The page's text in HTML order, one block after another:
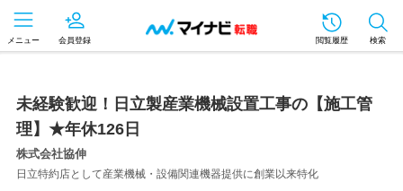
メニュー 会員登録 閲覧履歴 検索
未経験歓迎！日立製産業機械設置工事の【施工管
理】★年休126日
株式会社協伸
日立特約店として産業機械・設備関連機器提供に創業以来特化